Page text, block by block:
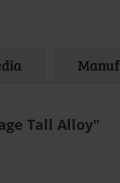
Tall Alloy"